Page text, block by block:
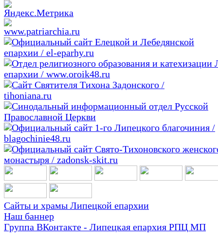
Сайты и храмы Липецкой епархии
Наш баннер
Группа ВКонтакте - Липецкая епархия РПЦ МП